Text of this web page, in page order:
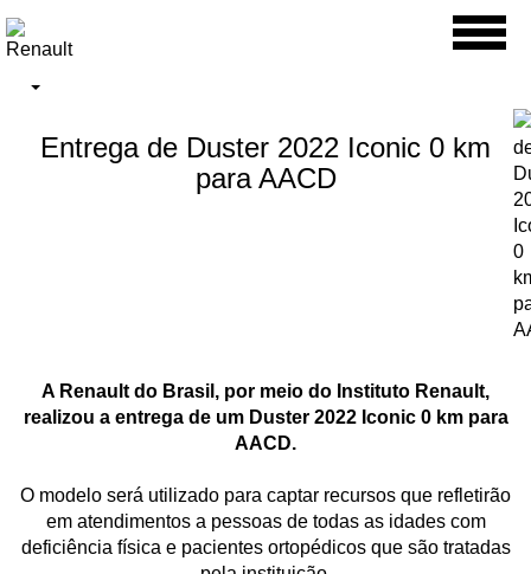
Entrega de Duster 2022 Iconic 0 km
para AACD
A Renault do Brasil, por meio do Instituto Renault,
realizou a entrega de um Duster 2022 Iconic 0 km para
AACD.
O modelo será utilizado para captar recursos que refletirão
em atendimentos a pessoas de todas as idades com
deficiência física e pacientes ortopédicos que são tratadas